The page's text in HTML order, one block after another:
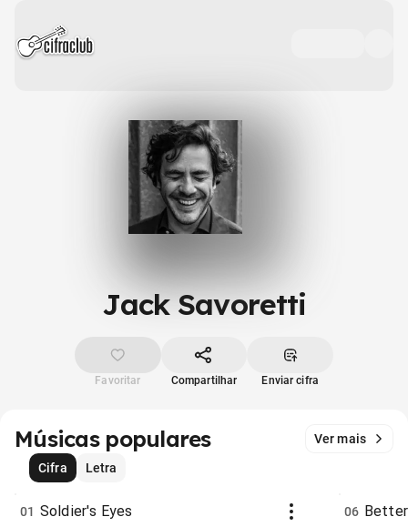
Jack Savoretti
Favoritar Compartilhar Enviar cifra
Músicas populares
Ver mais
Cifra
Letra
01 Soldier's Eyes 06